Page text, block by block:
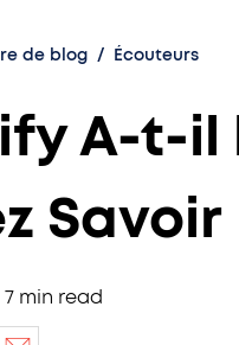
de blog / Écouteurs
A-t-il
Savoir
7 min read